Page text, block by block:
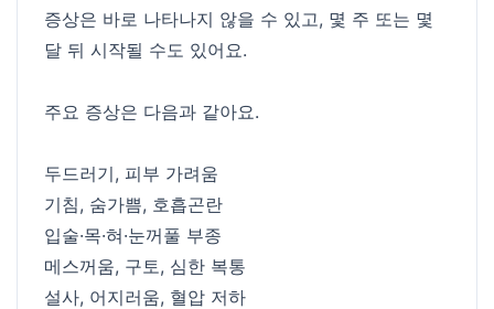
증상은 바로 나타나지 않을 수 있고, 몇 주 또는 몇
달 뒤 시작될 수도 있어요.
주요 증상은 다음과 같아요.
두드러기, 피부 가려움
기침, 숨가쁨, 호흡곤란
입술·목·혀·눈꺼풀 부종
메스꺼움, 구토, 심한 복통
설사, 어지러움, 혈압 저하